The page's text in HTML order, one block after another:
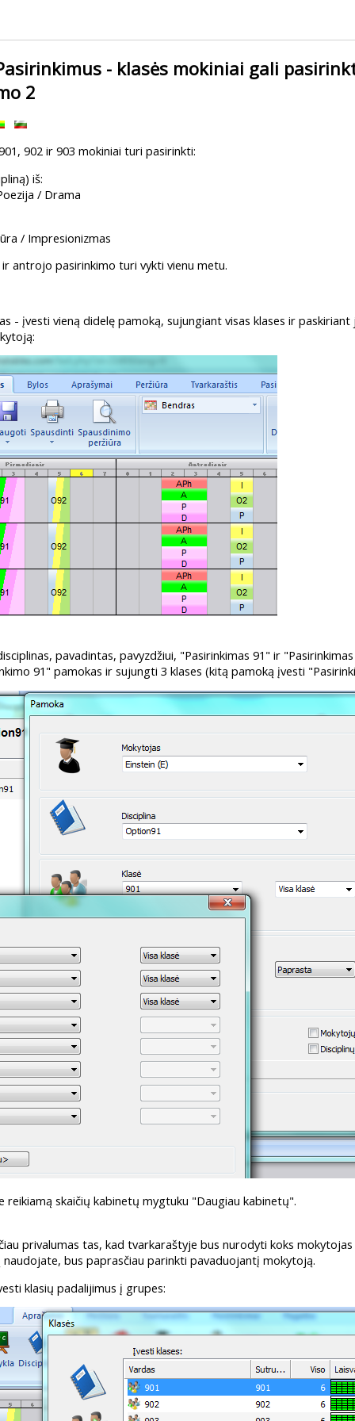
- klasės mokiniai gali
2
902 ir 903 mokiniai turi pasirinkti:
iš:
/ Drama
/ Impresionizmas
antrojo pasirinkimo turi vykti vienu metu.
- įvesti vieną didelę pamoką, sujungiant visas klases ir
pavadintas, pavyzdžiui, "Pasirinkimas 91" ir
91" pamokas ir sujungti 3 klases (kitą pamoką įvesti
reikiamą skaičių kabinetų mygtuku "Daugiau kabinetų".
privalumas tas, kad tvarkaraštyje bus nurodyti koks
bus paprasčiau parinkti pavaduojantį mokytoją.
klasių padalijimus į grupes: